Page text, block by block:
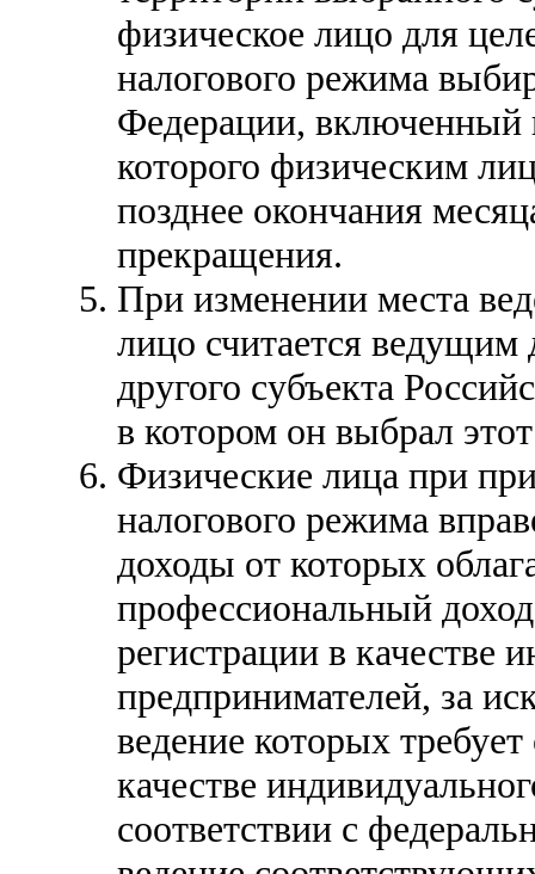
физическое лицо для
налогового режима
Федерации, включенный
которого физическим
позднее окончания
прекращения.
При изменении места
лицо считается ведущим
другого субъекта
в котором он выбрал
Физические лица при
налогового режима
доходы от которых
профессиональный
регистрации в качестве
предпринимателей, за
ведение которых
качестве
соответствии с